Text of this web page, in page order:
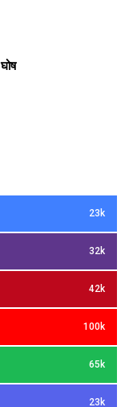
23k
32k
42k
100k
65k
23k